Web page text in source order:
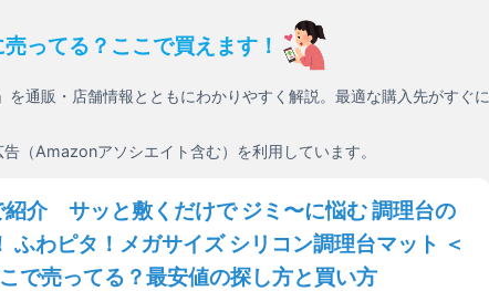
売ってる？ここで買えます！
を通販・店舗情報とともにわかりやすく解説。最適な購入先がすぐに
（Amazonアソシエイト含む）を利用しています。
紹介 サッと敷くだけで ジミ〜に悩む 調理台の
ふわピタ！メガサイズ シリコン調理台マット ＜
で売ってる？最安値の探し方と買い方